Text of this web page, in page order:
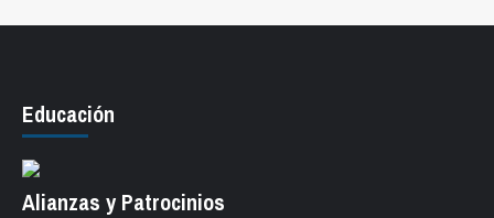
Educación
Alianzas y Patrocinios